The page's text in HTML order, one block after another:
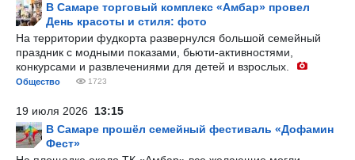
В Самаре торговый комплекс «Амбар» провел
День красоты и стиля: фото
На территории фудкорта развернулся большой семейный
праздник с модными показами, бьюти-активностями,
конкурсами и развлечениями для детей и взрослых.
Общество 1723
19 июля 2026 13:15
В Самаре прошёл семейный фестиваль «Дофамин
Фест»